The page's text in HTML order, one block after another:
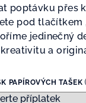
poptávku přes
pod tlačítkem
jedinečný
a
PAPÍROVÝCH TAŠEK